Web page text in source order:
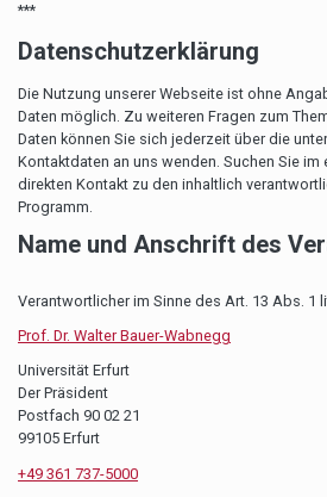
***
Datenschutzerklärung
Die Nutzung unserer Webseite ist ohne
Daten möglich. Zu weiteren Fragen zum
Daten können Sie sich jederzeit über die
Kontaktdaten an uns wenden. Suchen Sie im
direkten Kontakt zu den inhaltlich
Programm.
Name und Anschrift des
Verantwortlicher im Sinne des Art. 13 Abs. 1
Prof. Dr. Walter Bauer-Wabnegg
Universität Erfurt
Der Präsident
Postfach 90 02 21
99105 Erfurt
+49 361 737-5000